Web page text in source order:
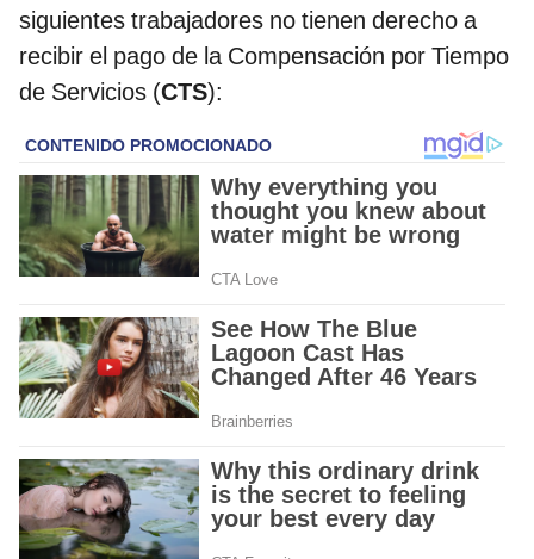
siguientes trabajadores no tienen derecho a
recibir el pago de la Compensación por Tiempo
de Servicios (CTS):